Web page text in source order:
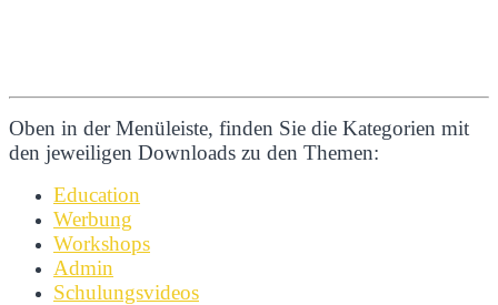
Oben in der Menüleiste, finden Sie die Kategorien mit
den jeweiligen Downloads zu den Themen:
Education
Werbung
Workshops
Admin
Schulungsvideos